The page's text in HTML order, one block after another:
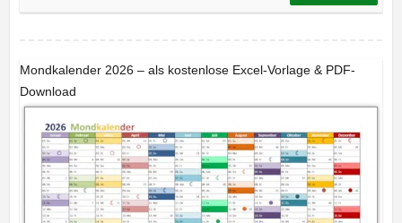
Mondkalender 2026 – als kostenlose Excel-Vorlage & PDF-
Download